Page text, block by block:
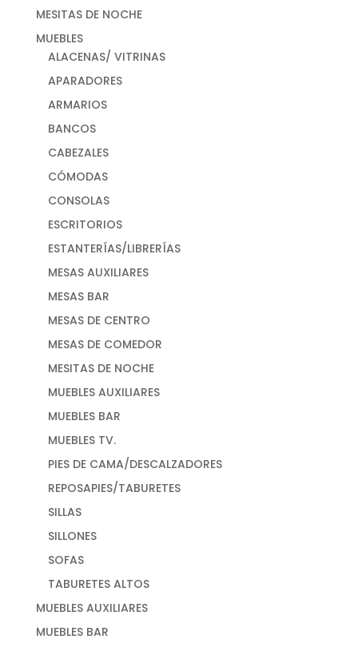
MESITAS DE NOCHE
MUEBLES
ALACENAS/ VITRINAS
APARADORES
ARMARIOS
BANCOS
CABEZALES
CÓMODAS
CONSOLAS
ESCRITORIOS
ESTANTERÍAS/LIBRERÍAS
MESAS AUXILIARES
MESAS BAR
MESAS DE CENTRO
MESAS DE COMEDOR
MESITAS DE NOCHE
MUEBLES AUXILIARES
MUEBLES BAR
MUEBLES TV.
PIES DE CAMA/DESCALZADORES
REPOSAPIES/TABURETES
SILLAS
SILLONES
SOFAS
TABURETES ALTOS
MUEBLES AUXILIARES
MUEBLES BAR